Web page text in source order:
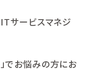
ITサービスマネジ
でお悩みの方にお